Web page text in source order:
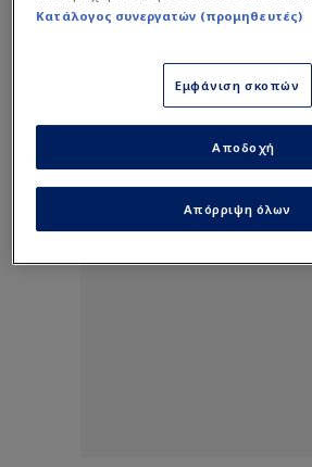
Κατάλογος συνεργατών (προμηθευτές)
Εμφάνιση σκοπών
Απόρριψη όλων
Αποδοχή